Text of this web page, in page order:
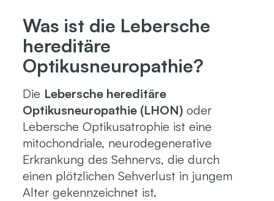
Was ist die Lebersche
hereditäre
Optikusneuropathie?
Die Lebersche hereditäre
Optikusneuropathie (LHON)oder
Lebersche Optikusatrophie ist eine
mitochondriale, neurodegenerative
Erkrankung des Sehnervs, die durch
einen plötzlichen Sehverlust in jungem
Alter gekennzeichnet ist.